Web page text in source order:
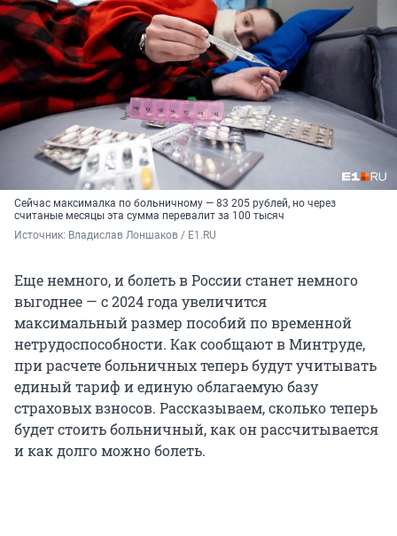
Сейчас максималка по больничному — 83 205 рублей, но через
считаные месяцы эта сумма перевалит за 100 тысяч
Источник: Владислав Лоншаков / E1.RU
Еще немного, и болеть в России станет немного
выгоднее — с 2024 года увеличится
максимальный размер пособий по временной
нетрудоспособности. Как сообщают в Минтруде,
при расчете больничных теперь будут учитывать
единый тариф и единую облагаемую базу
страховых взносов. Рассказываем, сколько теперь
будет стоить больничный, как он рассчитывается
и как долго можно болеть.